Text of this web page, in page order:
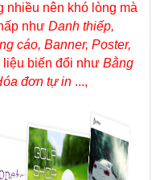
nhiều nên khó lòng mà
như Danh thiếp,
cáo, Banner, Poster,
biến đổi như Bằng
đơn tự in ...,